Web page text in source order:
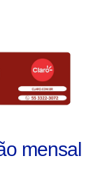
mensal